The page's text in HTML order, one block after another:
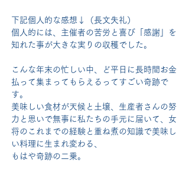
下記個人的な感想↓（長文失礼）
個人的には、主催者の苦労と喜び「感謝」を
知れた事が大きな実りの収穫でした。
こんな年末の忙しい中、ど平日に長時間お金
払って集まってもらえるってすごい奇跡で
す。
美味しい食材が天候と土壌、生産者さんの努
力と思いで無事に私たちの手元に届いて、女
将のこれまでの経験と重ね煮の知識で美味し
い料理に生まれ変わる、
もはや奇跡の二乗。